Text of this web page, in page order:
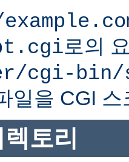
로의
cgi-
일을 CGI
토리